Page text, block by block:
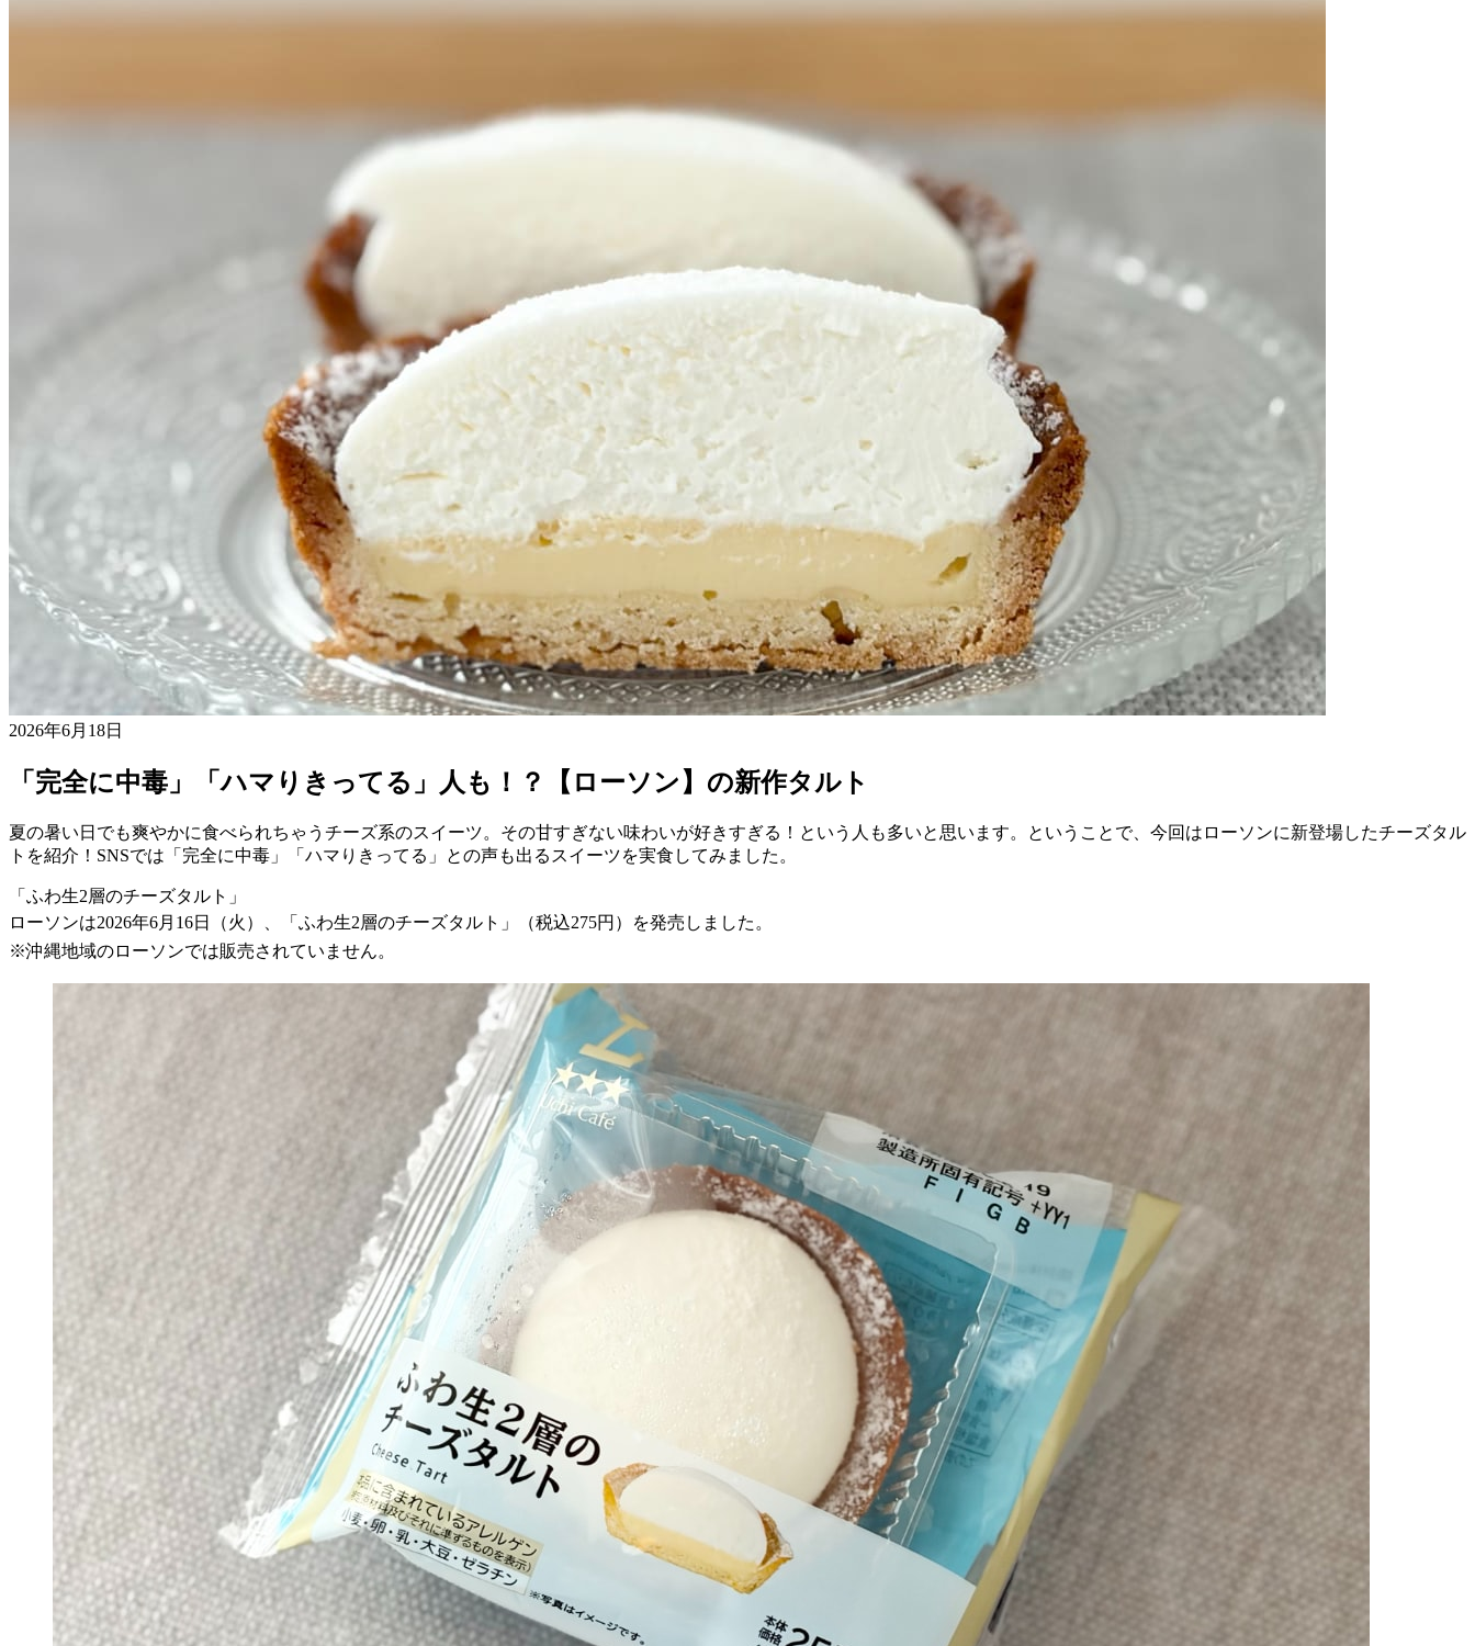
2026年6月18日
「完全に中毒」「ハマりきってる」人も！？【ローソン】の新作タルト
夏の暑い日でも爽やかに食べられちゃうチーズ系のスイーツ。その甘すぎない味わいが好きすぎる！という人も多いと思います。ということで、今回はローソンに新登場したチーズタル
トを紹介！SNSでは「完全に中毒」「ハマりきってる」との声も出るスイーツを実食してみました。
「ふわ生2層のチーズタルト」
ローソンは2026年6月16日（火）、「ふわ生2層のチーズタルト」（税込275円）を発売しました。
※沖縄地域のローソンでは販売されていません。